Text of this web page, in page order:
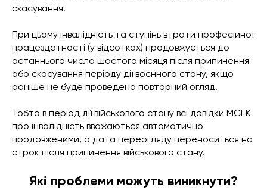
скасування.
При цьому інвалідність та ступінь втрати професійної
працездатності (у відсотках) продовжується до
останнього числа шостого місяця після припинення
або скасування періоду дії воєнного стану, якщо
раніше не буде проведено повторний огляд.
Тобто в період дії військового стану всі довідки МСЕК
про інвалідність вважаються автоматично
продовженими, а дата переогляду переноситься на
строк після припинення військового стану.
Які проблеми можуть виникнути?